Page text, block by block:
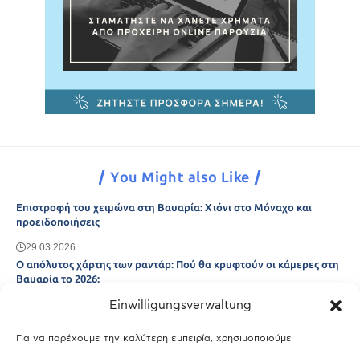
Einwilligungsverwaltung
Για να παρέχουμε την καλύτερη εμπειρία, χρησιμοποιούμε
You Might also Like
Επιστροφή του χειμώνα στη Βαυαρία: Χιόνι στο Μόναχο και
προειδοποιήσεις
29.03.2026
Ο απόλυτος χάρτης των ραντάρ: Πού θα κρυφτούν οι κάμερες στη
Βαυαρία το 2026;
Μόναχο;